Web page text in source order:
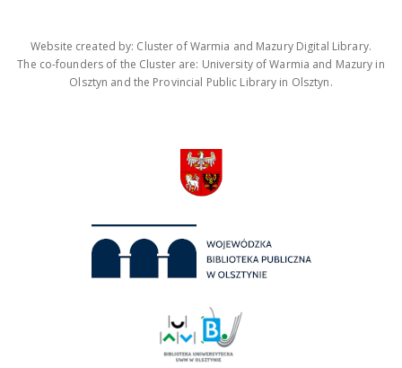
Website created by: Cluster of Warmia and Mazury Digital Library.
The co-founders of the Cluster are: University of Warmia and Mazury in
Olsztyn and the Provincial Public Library in Olsztyn.